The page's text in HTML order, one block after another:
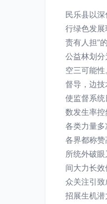
民乐县以
行绿色发展
责有人担”
公益林划
空三可能
督导，边
使监督系
数发生率
各类力量
各界都称
所统外破
间大力长
众关注引
招展生机